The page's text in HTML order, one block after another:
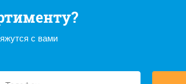
с вами